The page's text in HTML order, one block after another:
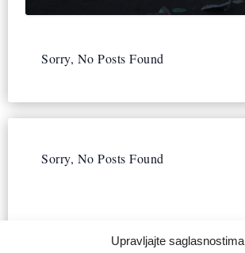
Upravljajte saglasnostima
Sorry, No Posts Found
Sorry, No Posts Found